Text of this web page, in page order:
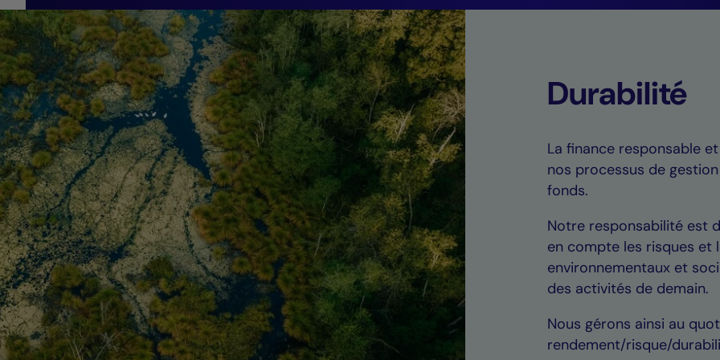
Durabilité
La finance responsable
nos processus de
fonds.
Notre responsabilité est
en compte les risques et
environnementaux et
des activités de demain.
Nous gérons ainsi au
rendement/risque/